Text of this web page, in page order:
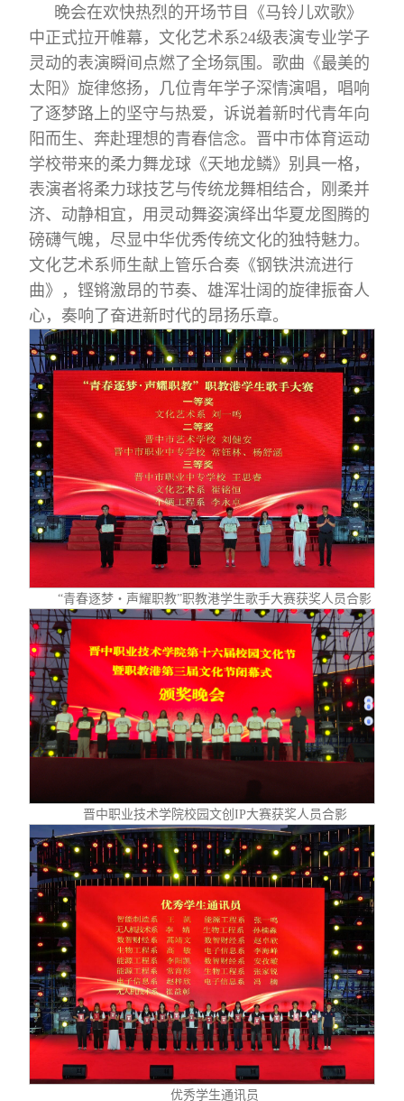
晚会在欢快热烈的开场节目《马铃儿欢歌》
中正式拉开帷幕，文化艺术系24级表演专业学子
灵动的表演瞬间点燃了全场氛围。歌曲《最美的
太阳》旋律悠扬，几位青年学子深情演唱，唱响
了逐梦路上的坚守与热爱，诉说着新时代青年向
阳而生、奔赴理想的青春信念。晋中市体育运动
学校带来的柔力舞龙球《天地龙鳞》别具一格，
表演者将柔力球技艺与传统龙舞相结合，刚柔并
济、动静相宜，用灵动舞姿演绎出华夏龙图腾的
磅礴气魄，尽显中华优秀传统文化的独特魅力。
文化艺术系师生献上管乐合奏《钢铁洪流进行
曲》，铿锵激昂的节奏、雄浑壮阔的旋律振奋人
心，奏响了奋进新时代的昂扬乐章。
“青春逐梦・声耀职教”职教港学生歌手大赛获奖人员合影
晋中职业技术学院校园文创IP大赛获奖人员合影
优秀学生通讯员